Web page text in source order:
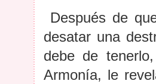
Después de
desatar una
debe de
Armonía, le